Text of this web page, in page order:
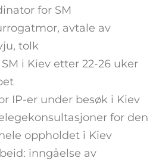
for SM
avtale av
tolk
i Kiev etter 22-26 uker
IP-er under besøk i Kiev
for den
oppholdet i Kiev
inngåelse av